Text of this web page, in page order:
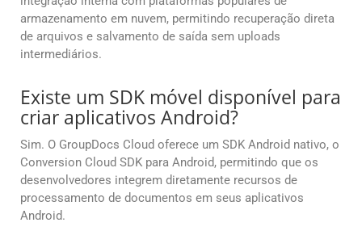
armazenamento em nuvem, permitindo recuperação direta
de arquivos e salvamento de saída sem uploads
intermediários.
Existe um SDK móvel disponível para
criar aplicativos Android?
Sim. O GroupDocs Cloud oferece um SDK Android nativo, o
Conversion Cloud SDK para Android, permitindo que os
desenvolvedores integrem diretamente recursos de
processamento de documentos em seus aplicativos
Android.